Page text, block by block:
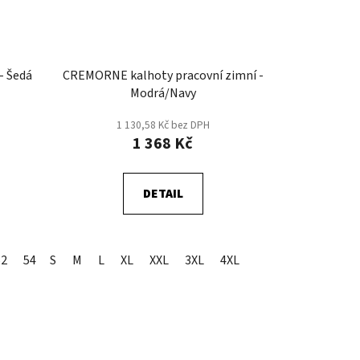
Šedá
54 56 60 62 64
CREMORNE kalhoty pracovní zimní -
Modrá/Navy
1 130,58 Kč bez DPH
1 368 Kč
DETAIL
S M L XL XXL 3XL 4XL